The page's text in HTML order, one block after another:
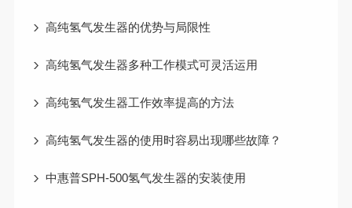
高纯氢气发生器的优势与局限性
高纯氢气发生器多种工作模式可灵活运用
高纯氢气发生器工作效率提高的方法
高纯氢气发生器的使用时容易出现哪些故障？
中惠普SPH-500氢气发生器的安装使用